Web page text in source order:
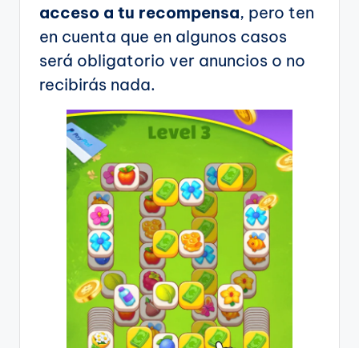
acceso a tu recompensa, pero ten
en cuenta que en algunos casos
será obligatorio ver anuncios o no
recibirás nada.